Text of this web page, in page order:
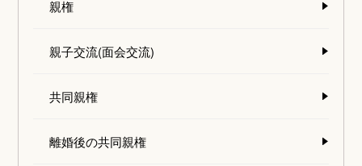
親権
親子交流(面会交流)
共同親権
離婚後の共同親権